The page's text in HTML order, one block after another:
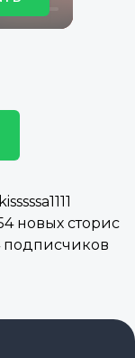
новых сторис
подписчиков